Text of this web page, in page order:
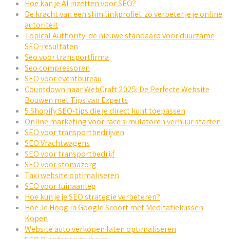
Hoe kan je AI inzetten voor SEO?
De kracht van een slim linkprofiel: zo verbeter je je online
autoriteit
Topical Authority: de nieuwe standaard voor duurzame
SEO-resultaten
Seo voor transportfirma
Seo compressoren
SEO voor eventbureau
Countdown naar WebCraft 2025: De Perfecte Website
Bouwen met Tips van Experts
5 Shopify SEO-tips die je direct kunt toepassen
Online marketing voor race simulatoren verhuur starten
SEO voor transportbedrijven
SEO Vrachtwagens
SEO voor transportbedrijf
SEO voor stomazorg
Taxi website optimaliseren
SEO voor tuinaanleg
Hoe kun je je SEO strategie verbeteren?
Hoe Je Hoog in Google Scoort met Meditatiekussen
Kopen
Website auto verkopen laten optimaliseren